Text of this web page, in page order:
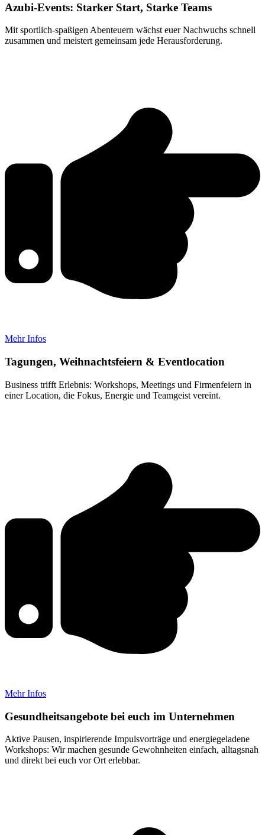
Azubi-Events: Starker Start, Starke Teams
Mit sportlich-spaßigen Abenteuern wächst euer Nachwuchs schnell
zusammen und meistert gemeinsam jede Herausforderung.
Mehr Infos
Tagungen, Weihnachtsfeiern & Eventlocation
Business trifft Erlebnis: Workshops, Meetings und Firmenfeiern in
einer Location, die Fokus, Energie und Teamgeist vereint.
Mehr Infos
Gesundheitsangebote bei euch im Unternehmen
Aktive Pausen, inspirierende Impulsvorträge und energiegeladene
Workshops: Wir machen gesunde Gewohnheiten einfach, alltagsnah
und direkt bei euch vor Ort erlebbar.